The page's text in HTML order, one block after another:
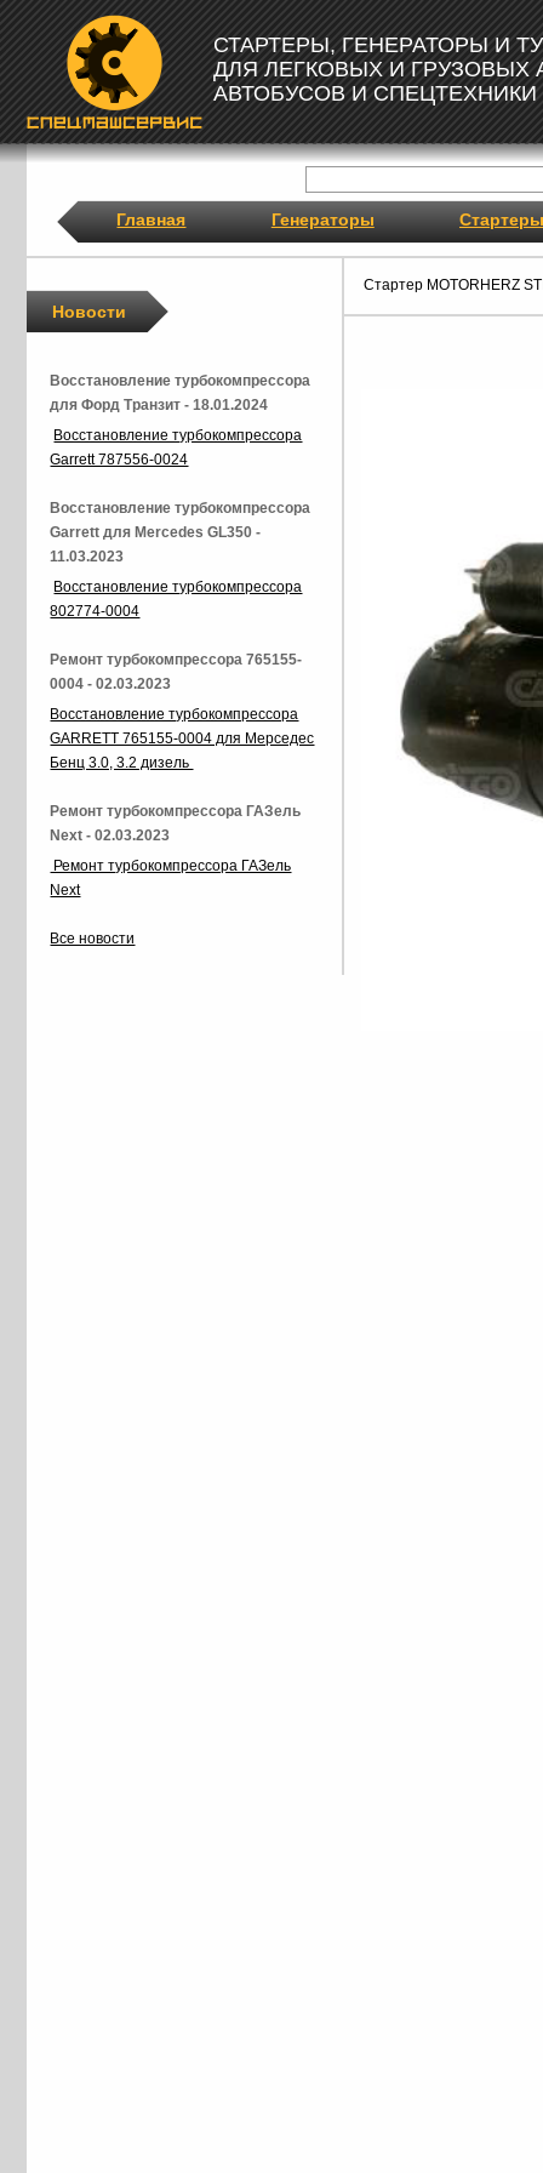
СТАРТЕРЫ, ГЕНЕРАТОРЫ И
ДЛЯ ЛЕГКОВЫХ И ГРУЗОВЫХ
АВТОБУСОВ И СПЕЦТЕХНИКИ
Главная Генераторы Стартеры
Стартер MOTORHERZ
Новости
Восстановление турбокомпрессора
для Форд Транзит - 18.01.2024
Восстановление турбокомпрессора
Garrett 787556-0024
Восстановление турбокомпрессора
Garrett для Mercedes GL350 -
11.03.2023
Восстановление турбокомпрессора
802774-0004
Ремонт турбокомпрессора 765155-
0004 - 02.03.2023
Восстановление турбокомпрессора
GARRETT 765155-0004 для Мерседес
Бенц 3.0, 3.2 дизель
Ремонт турбокомпрессора ГАЗель
Next - 02.03.2023
Ремонт турбокомпрессора ГАЗель
Next
Все новости